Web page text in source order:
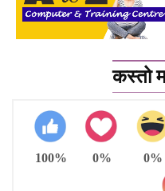
कस्तो
100% 0% 0%